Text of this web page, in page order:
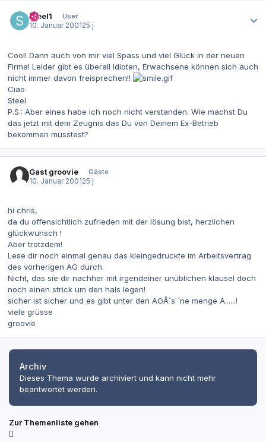
Steel1
User
10. Januar 2001 25 j
Cool! Dann auch von mir viel Spass und viel Glück in der neuen
Firma! Leider gibt es überall Idioten, Erwachsene können sich auch
nicht immer davon freisprechen!!
Ciao
Steel
P.S.: Aber eines habe ich noch nicht verstanden. Wie machst Du
das jetzt mit dem Zeugnis das Du von Deinem Ex-Betrieb
bekommen müsstest?
Gast groovie
Gäste
10. Januar 200125 j
hi chris,
da du offensichtlich zufrieden mit der lösung bist, herzlichen
glückwunsch !
Aber trotzdem!
Lese dir noch einmal genau das kleingedruckte im Arbeitsvertrag
des vorherigen AG durch.
Nicht, das sie dir nachher mit irgendeiner unüblichen klausel doch
noch einen strick um den hals legen!
sicher ist sicher und es gibt unter den AGÂ´s `ne menge A......!
viele grüsse
groovie
Archiv
Dieses Thema wurde archiviert und kann nicht mehr
beantwortet werden.
Zur Themenliste gehen